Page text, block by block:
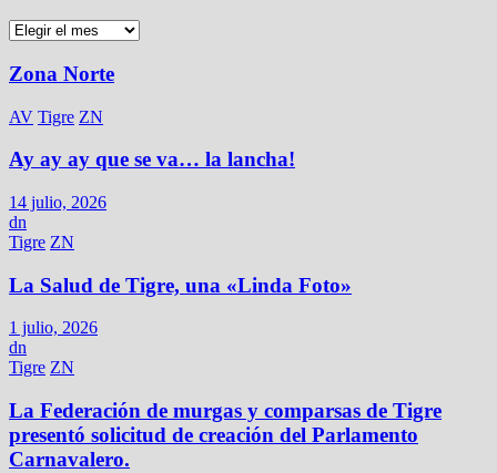
Archivos
Zona Norte
AV Tigre ZN
Ay ay ay que se va… la lancha!
14 julio, 2026
dn
Tigre ZN
La Salud de Tigre, una «Linda Foto»
1 julio, 2026
dn
Tigre ZN
La Federación de murgas y comparsas de Tigre
presentó solicitud de creación del Parlamento
Carnavalero.